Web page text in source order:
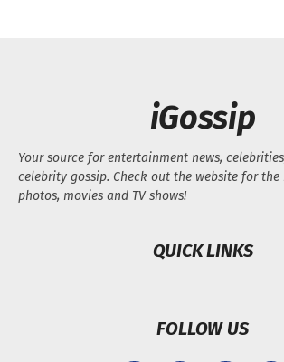
iGossip
Your source for entertainment news,
celebrity gossip. Check out the website for
photos, movies and TV shows!
QUICK LINKS
FOLLOW US